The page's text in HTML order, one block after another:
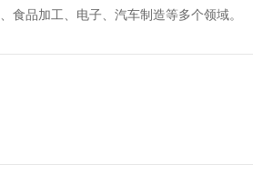
食品加工、电子、汽车制造等多个领域。